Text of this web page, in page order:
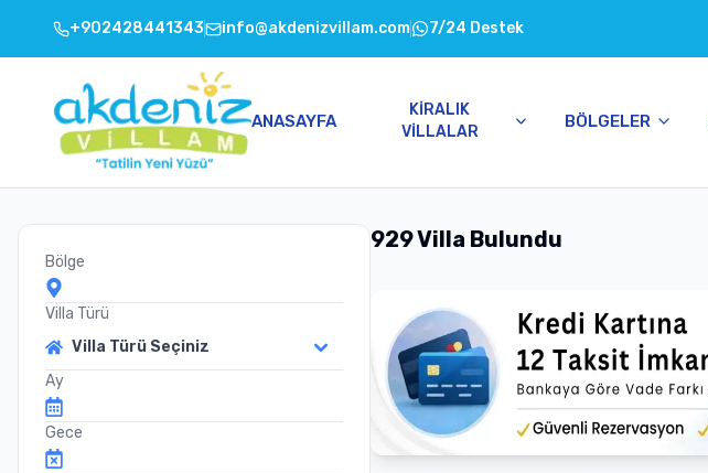
+902428441343 info@akdenizvillam.com 7/24 Destek
ANASAYFA
KIRALIK
VILLALAR
BÖLGELER
Bölge
Villa Türü
Villa Türü Seçiniz
Ay
Gece
929 Villa Bulundu